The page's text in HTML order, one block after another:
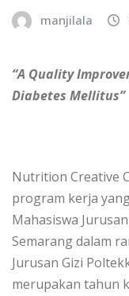
manjilala
“A Quality
Diabetes Mellitus”
Nutrition Creative
program kerja
Mahasiswa
Semarang dalam
Jurusan Gizi
merupakan tahun